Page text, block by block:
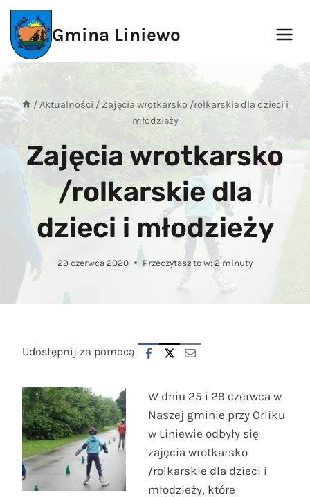
Przejdź
treści
Gmina Liniewo
/Aktualności / Zajęcia wrotkarsko /rolkarskie dla dzieci i
młodzieży
Zajęcia wrotkarsko
/rolkarskie dla
dzieci i młodzieży
29 czerwca 2020 Przeczytasz to w: 2 minuty
Udostępnij za pomocą
W dniu 25 i 29 czerwca w
Naszej gminie przy Orliku
w Liniewie odbyły się
zajęcia wrotkarsko
/rolkarskie dla dzieci i
młodzieży, które